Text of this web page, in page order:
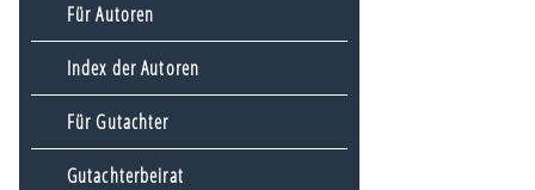
Für Autoren
Index der Autoren
Für Gutachter
Gutachterbeirat